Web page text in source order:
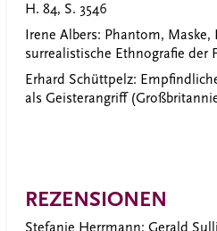
H. 84, S. 3546
Irene Albers: Phantom, Maske,
surrealistische Ethnografie der
Erhard Schüttpelz:
als Geisterangriff
REZENSIONEN
Stefanie Herrmann: Gerald